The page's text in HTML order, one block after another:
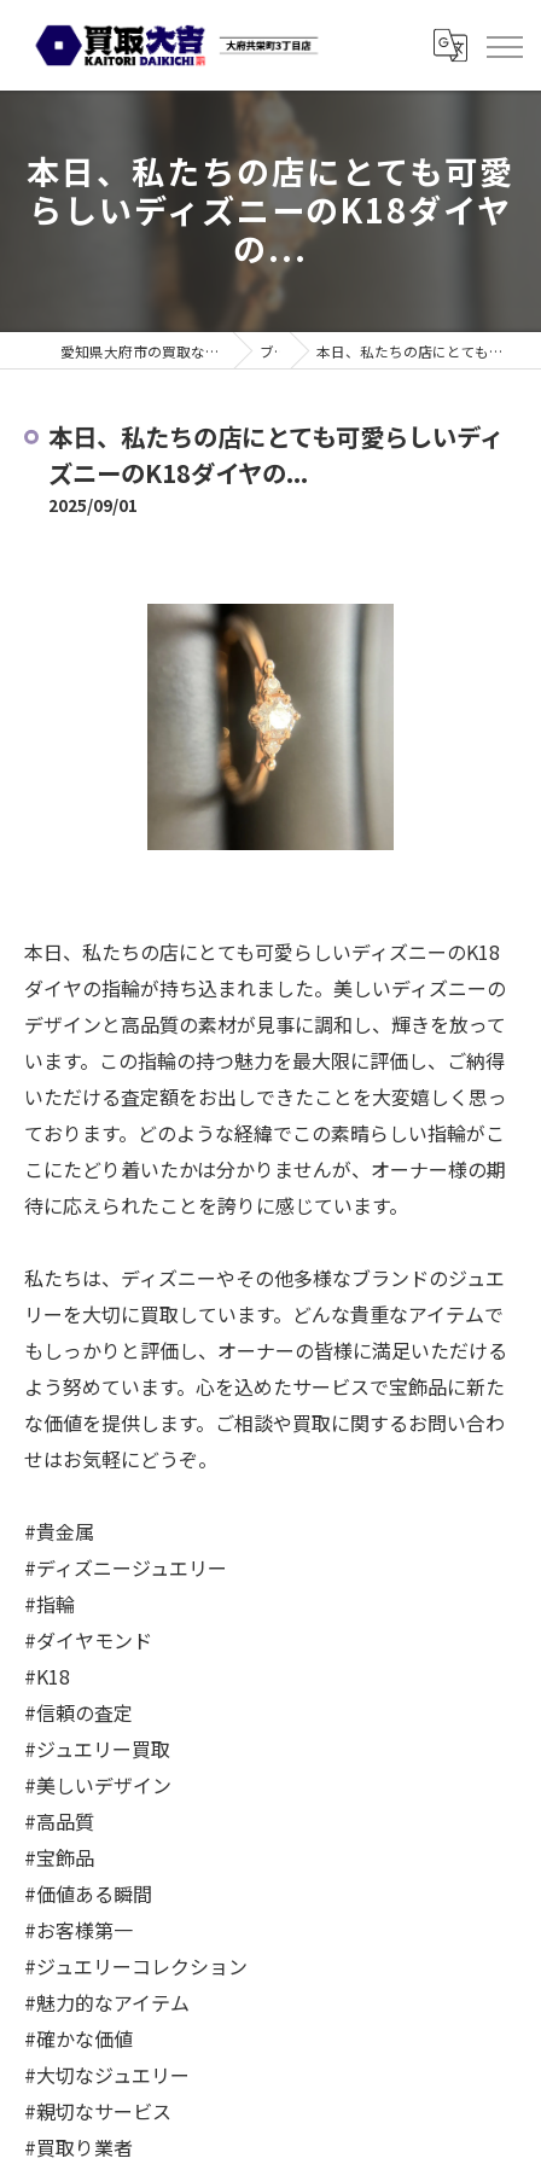
本日、私たちの店にとても可愛
らしいディズニーのK18ダイヤ
の...
愛知県大府市の買取なら買取大吉 大府共栄町3丁目店 ブログ 本日、私たちの店にとても可愛らしいディズニーのK18ダイヤの...
本日、私たちの店にとても可愛らしいディ
ズニーのK18ダイヤの...
2025/09/01
本日、私たちの店にとても可愛らしいディズニーのK18
ダイヤの指輪が持ち込まれました。美しいディズニーの
デザインと高品質の素材が見事に調和し、輝きを放って
います。この指輪の持つ魅力を最大限に評価し、ご納得
いただける査定額をお出しできたことを大変嬉しく思っ
ております。どのような経緯でこの素晴らしい指輪がこ
こにたどり着いたかは分かりませんが、オーナー様の期
待に応えられたことを誇りに感じています。
私たちは、ディズニーやその他多様なブランドのジュエ
リーを大切に買取しています。どんな貴重なアイテムで
もしっかりと評価し、オーナーの皆様に満足いただける
よう努めています。心を込めたサービスで宝飾品に新た
な価値を提供します。ご相談や買取に関するお問い合わ
せはお気軽にどうぞ。
#貴金属
#ディズニージュエリー
#指輪
#ダイヤモンド
#K18
#信頼の査定
#ジュエリー買取
#美しいデザイン
#高品質
#宝飾品
#価値ある瞬間
#お客様第一
#ジュエリーコレクション
#魅力的なアイテム
#確かな価値
#大切なジュエリー
#親切なサービス
#買取り業者